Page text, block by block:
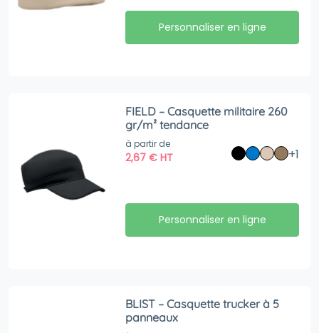
Personnaliser en ligne
FIELD – Casquette militaire 260
gr/m² tendance
à partir de
2,67€ HT +1
Personnaliser en ligne
BLIST – Casquette trucker à 5
panneaux